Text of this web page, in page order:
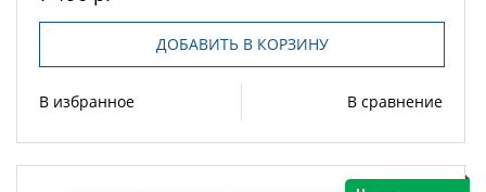
ДОБАВИТЬ В КОРЗИНУ
В избранное В сравнение